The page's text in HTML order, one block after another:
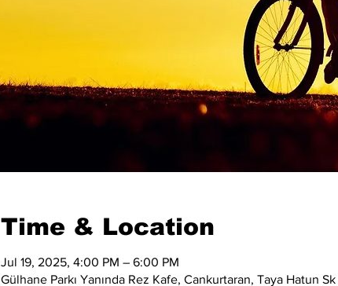
Time & Location
Jul 19, 2025, 4:00 PM – 6:00 PM
Gülhane Parkı Yanında Rez Kafe, Cankurtaran, Taya Hatun